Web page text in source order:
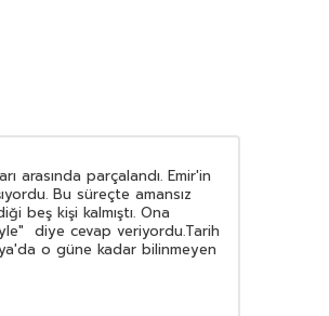
arasında parçalandı. Emir'in
Bu süreçte amansız
beş kişi kalmıştı. Ona
diye cevap veriyordu.Tarih
o güne kadar bilinmeyen